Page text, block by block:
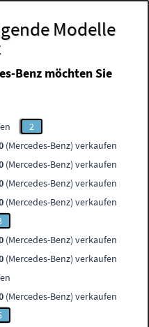
Modelle
Benz möchten Sie
2
(Mercedes-Benz) verkaufen
(Mercedes-Benz) verkaufen
(Mercedes-Benz) verkaufen
(Mercedes-Benz) verkaufen
(Mercedes-Benz) verkaufen
(Mercedes-Benz) verkaufen
(Mercedes-Benz) verkaufen